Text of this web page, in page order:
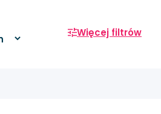
Więcej filtrów